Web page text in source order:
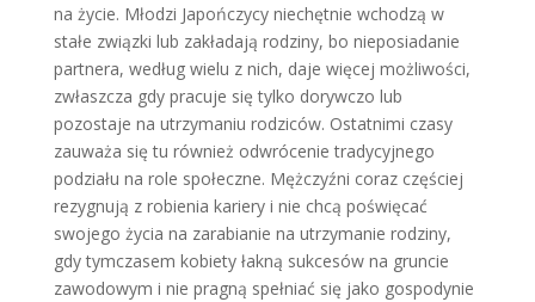
na życie. Młodzi Japończycy niechętnie wchodzą w
stałe związki lub zakładają rodziny, bo nieposiadanie
partnera, według wielu z nich, daje więcej możliwości,
zwłaszcza gdy pracuje się tylko dorywczo lub
pozostaje na utrzymaniu rodziców. Ostatnimi czasy
zauważa się tu również odwrócenie tradycyjnego
podziału na role społeczne. Mężczyźni coraz częściej
rezygnują z robienia kariery i nie chcą poświęcać
swojego życia na zarabianie na utrzymanie rodziny,
gdy tymczasem kobiety łakną sukcesów na gruncie
zawodowym i nie pragną spełniać się jako gospodynie